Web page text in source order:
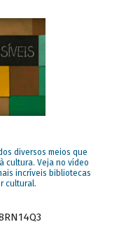
diversos meios que
cultura. Veja no vídeo
incríveis bibliotecas
cultural.